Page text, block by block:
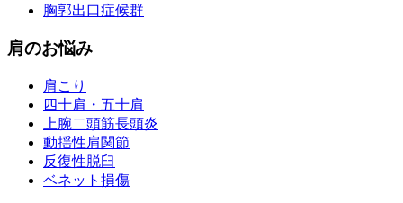
胸郭出口症候群
肩のお悩み
肩こり
四十肩・五十肩
上腕二頭筋長頭炎
動揺性肩関節
反復性脱臼
ベネット損傷